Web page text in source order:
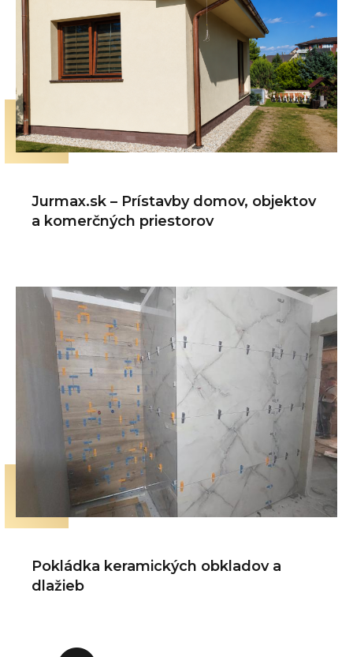
Jurmax.sk – Prístavby domov, objektov
a komerčných priestorov
Pokládka keramických obkladov a
dlažieb